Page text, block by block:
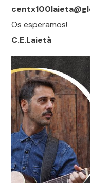
Os esperamos!
C.E.Laietà